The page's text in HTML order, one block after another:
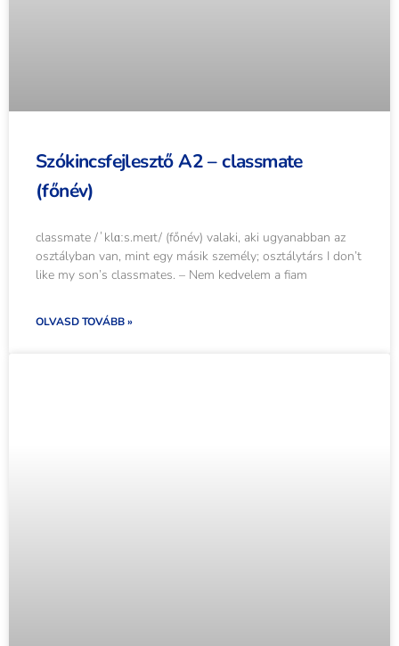
Szókincsfejlesztő A2 – classmate
(főnév)
classmate /ˈklɑːs.meɪt/ (főnév) valaki, aki ugyanabban az
osztályban van, mint egy másik személy; osztálytárs I don’t
like my son’s classmates. – Nem kedvelem a fiam
OLVASD TOVÁBB »